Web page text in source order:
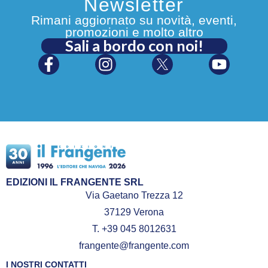
Newsletter
Rimani aggiornato su novità, eventi,
promozioni e molto altro
Sali a bordo con noi!
EDIZIONI IL FRANGENTE SRL
Via Gaetano Trezza 12
37129 Verona
T. +39 045 8012631
frangente@frangente.com
I NOSTRI CONTATTI